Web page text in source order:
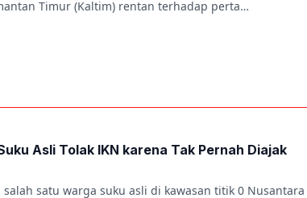
Timur (Kaltim) rentan terhadap perta…
Asli Tolak IKN karena Tak Pernah Diajak
salah satu warga suku asli di kawasan titik 0 Nusantara